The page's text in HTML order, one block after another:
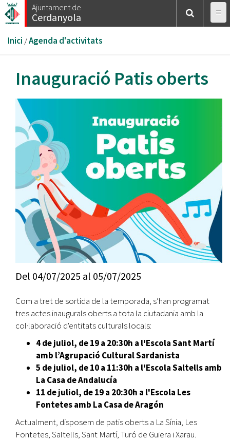
Vés
al
Ajuntament de
Cerdanyola
Esteu
aquí
Inici /Agenda d'activitats
Inauguració Patis oberts
Del 04/07/2025 al 05/07/2025
Com a tret de sortida de la temporada, s’han programat
tres actes inaugurals oberts a tota la ciutadania amb la
col·laboració d'entitats culturals locals:
4 de juliol, de 19 a 20:30h a l'Escola Sant Martí
amb l’Agrupació Cultural Sardanista
5 de juliol, de 10 a 11:30h a l'Escola Saltells amb
La Casa de Andalucía
11 de juliol, de 19 a 20:30h a l'Escola Les
Fontetes amb La Casa de Aragón
Actualment, disposem de patis oberts a La Sínia, Les
Fontetes, Saltells, Sant Martí, Turó de Guiera i Xarau.